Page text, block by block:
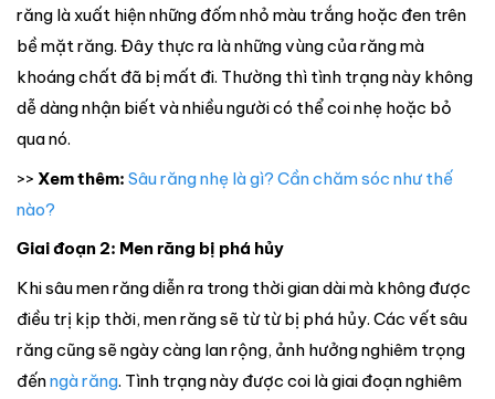
răng là xuất hiện những đốm nhỏ màu trắng hoặc đen trên
bề mặt răng. Đây thực ra là những vùng của răng mà
khoáng chất đã bị mất đi. Thường thì tình trạng này không
dễ dàng nhận biết và nhiều người có thể coi nhẹ hoặc bỏ
qua nó.
>> Xem thêm: Sâu răng nhẹ là gì? Cần chăm sóc như thế
nào?
Giai đoạn 2: Men răng bị phá hủy
Khi sâu men răng diễn ra trong thời gian dài mà không được
điều trị kịp thời, men răng sẽ từ từ bị phá hủy. Các vết sâu
răng cũng sẽ ngày càng lan rộng, ảnh hưởng nghiêm trọng
đếnngà răng. Tình trạng này được coi là giai đoạn nghiêm